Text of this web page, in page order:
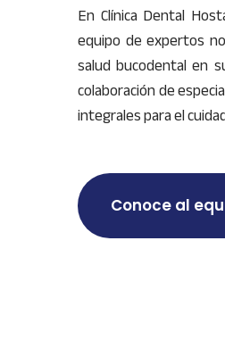
En Clínica Dental
equipo de expertos
salud bucodental en
colaboración de
integrales para el
Conoce al